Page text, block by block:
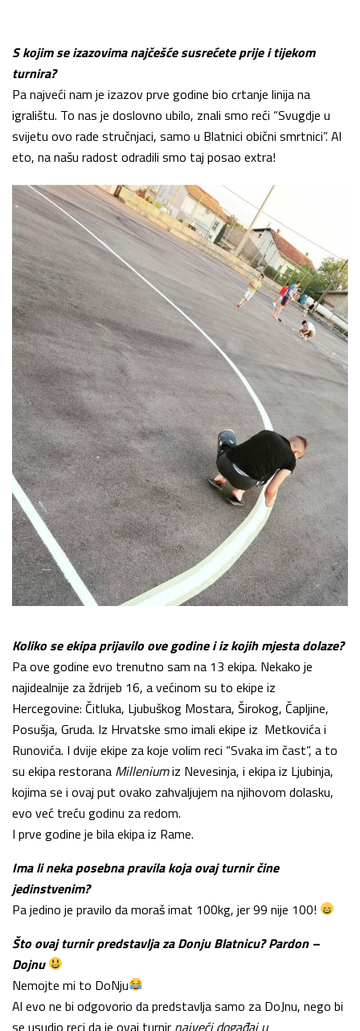
S kojim se izazovima najčešće susrećete prije i tijekom
turnira?
Pa najveći nam je izazov prve godine bio crtanje linija na
igralištu. To nas je doslovno ubilo, znali smo reći “Svugdje u
svijetu ovo rade stručnjaci, samo u Blatnici obični smrtnici”. Al
eto, na našu radost odradili smo taj posao extra!
Koliko se ekipa prijavilo ove godine i iz kojih mjesta dolaze?
Pa ove godine evo trenutno sam na 13 ekipa. Nekako je
najidealnije za ždrijeb 16, a većinom su to ekipe iz
Hercegovine: Čitluka, Ljubuškog Mostara, Širokog, Čapljine,
Posušja, Gruda. Iz Hrvatske smo imali ekipe iz Metkovića i
Runovića. I dvije ekipe za koje volim reci “Svaka im čast”, a to
su ekipa restorana Milleniumiz Nevesinja, i ekipa iz Ljubinja,
kojima se i ovaj put ovako zahvaljujem na njihovom dolasku,
evo već treću godinu za redom.
I prve godine je bila ekipa iz Rame.
Ima li neka posebna pravila koja ovaj turnir čine
jedinstvenim?
Pa jedino je pravilo da moraš imat 100kg, jer 99 nije 100!
Što ovaj turnir predstavlja za Donju Blatnicu? Pardon –
Dojnu
Nemojte mi to DoNju
Al evo ne bi odgovorio da predstavlja samo za DoJnu, nego bi
se usudio reci da je ovaj turnir najveći događaj u